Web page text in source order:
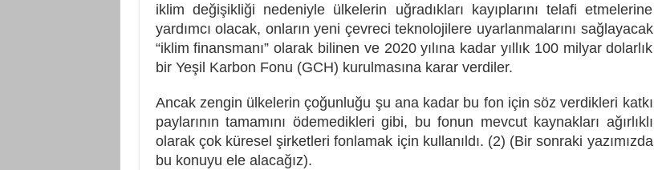
iklim değişikliği nedeniyle ülkelerin uğradıkları kayıplarını telafi etmelerine
yardımcı olacak, onların yeni çevreci teknolojilere uyarlanmalarını sağlayacak
“iklim finansmanı” olarak bilinen ve 2020 yılına kadar yıllık 100 milyar dolarlık
bir Yeşil Karbon Fonu (GCH) kurulmasına karar verdiler.
Ancak zengin ülkelerin çoğunluğu şu ana kadar bu fon için söz verdikleri katkı
paylarının tamamını ödemedikleri gibi, bu fonun mevcut kaynakları ağırlıklı
olarak çok küresel şirketleri fonlamak için kullanıldı. (2) (Bir sonraki yazımızda
bu konuyu ele alacağız).